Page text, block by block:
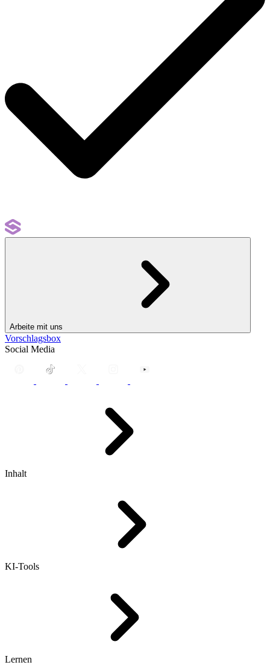
Arbeite mit uns
Vorschlagsbox
Social Media
Inhalt
KI-Tools
Lernen